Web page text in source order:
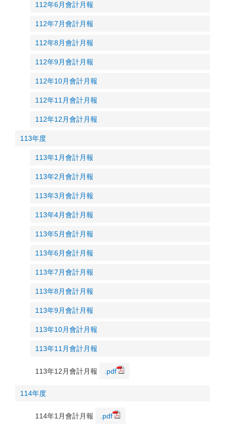
112年6月會計月報
112年7月會計月報
112年8月會計月報
112年9月會計月報
112年10月會計月報
112年11月會計月報
112年12月會計月報
113年度
113年1月會計月報
113年2月會計月報
113年3月會計月報
113年4月會計月報
113年5月會計月報
113年6月會計月報
113年7月會計月報
113年8月會計月報
113年9月會計月報
113年10月會計月報
113年11月會計月報
113年12月會計月報 .pdf
114年度
114年1月會計月報 .pdf